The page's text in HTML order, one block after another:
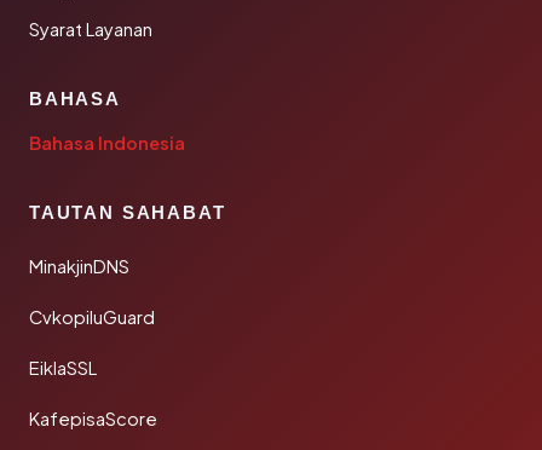
Syarat Layanan
BAHASA
Bahasa Indonesia
TAUTAN SAHABAT
MinakjinDNS
CvkopiluGuard
EiklaSSL
KafepisaScore